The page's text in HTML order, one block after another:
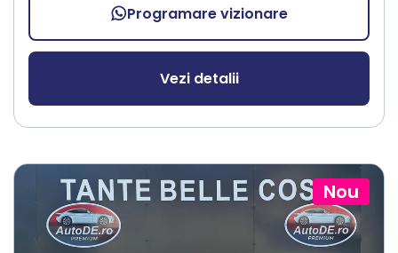
Programare vizionare
Vezi detalii
Nou